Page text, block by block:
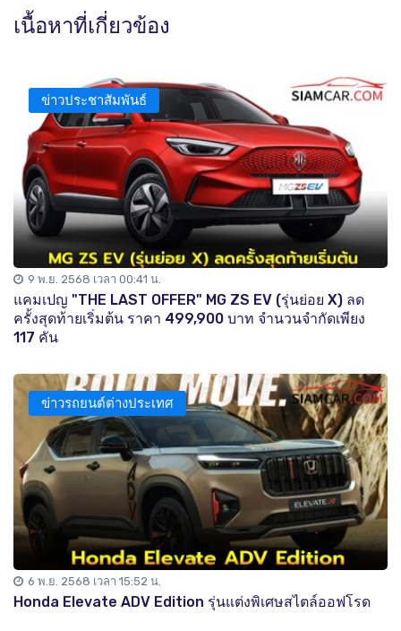
เนื้อหาที่เกี่ยวข้อง
ข่าวประชาสัมพันธ์
9 พ.ย. 2568 เวลา 00:41 น.
แคมเปญ "THE LAST OFFER" MG ZS EV (รุ่นย่อย X) ลด
ครั้งสุดท้ายเริ่มต้น ราคา 499,900 บาท จำนวนจำกัดเพียง
117 คัน
ข่าวรถยนต์ต่างประเทศ
6 พ.ย. 2568 เวลา 15:52 น.
Honda Elevate ADV Edition รุ่นแต่งพิเศษสไตล์ออฟโรด